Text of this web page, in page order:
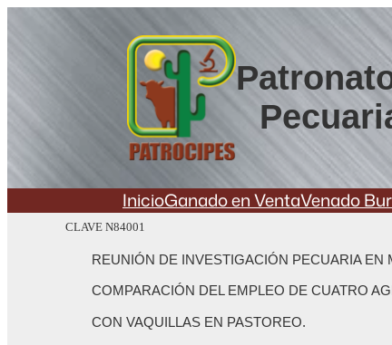
InicioGanado en VentaVenado
CLAVE N84001
REUNIÓN DE INVESTIGACIÓN PECUARIA EN
COMPARACIÓN DEL EMPLEO DE CUATRO
CON VAQUILLAS EN PASTOREO.